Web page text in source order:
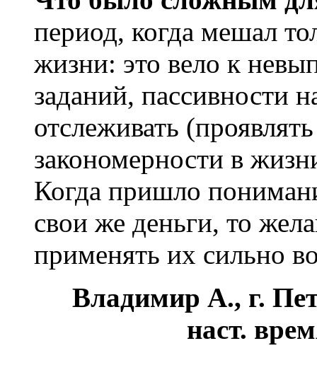
период, когда мешал
жизни: это вело к
заданий, пассивности
отслеживать
закономерности в
Когда пришло
свои же деньги, то
применять их сильно
Владимир А., г.
наст.